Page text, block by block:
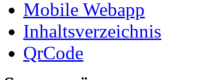
Mobile Webapp
Inhaltsverzeichnis
QrCode